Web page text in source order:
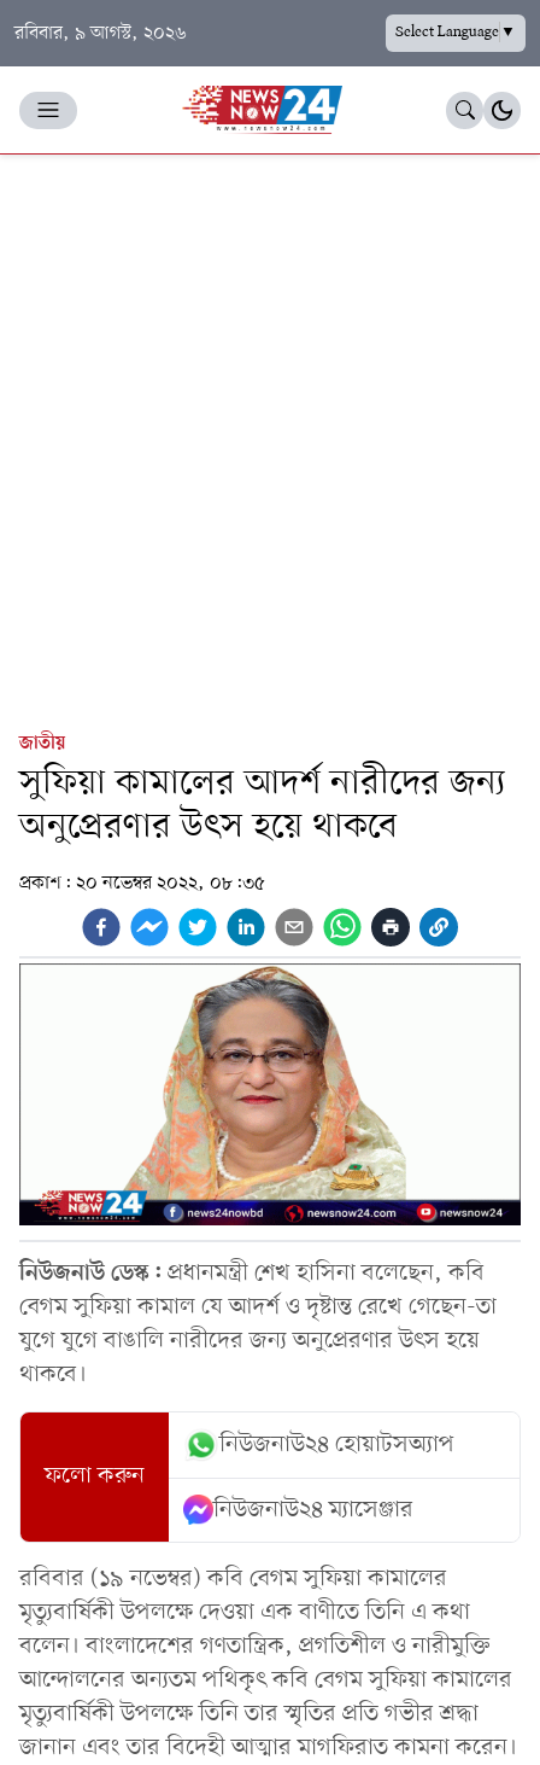
রবিবার, ৯ আগস্ট, ২০২৬ Select Language▼
জাতীয়
সুফিয়া কামালের আদর্শ নারীদের জন্য
অনুপ্রেরণার উৎস হয়ে থাকবে
প্রকাশ: ২০ নভেম্বর ২০২২, ০৮:৩৫
নিউজনাউ ডেস্ক: প্রধানমন্ত্রী শেখ হাসিনা বলেছেন, কবি
বেগম সুফিয়া কামাল যে আদর্শ ও দৃষ্টান্ত রেখে গেছেন-তা
যুগে যুগে বাঙালি নারীদের জন্য অনুপ্রেরণার উৎস হয়ে
থাকবে।
ফলো করুন
নিউজনাউ২৪ হোয়াটসঅ্যাপ
নিউজনাউ২৪ ম্যাসেঞ্জার
রবিবার (১৯ নভেম্বর) কবি বেগম সুফিয়া কামালের
মৃত্যুবার্ষিকী উপলক্ষে দেওয়া এক বাণীতে তিনি এ কথা
বলেন। বাংলাদেশের গণতান্ত্রিক, প্রগতিশীল ও নারীমুক্তি
আন্দোলনের অন্যতম পথিকৃৎ কবি বেগম সুফিয়া কামালের
মৃত্যুবার্ষিকী উপলক্ষে তিনি তার স্মৃতির প্রতি গভীর শ্রদ্ধা
জানান এবং তার বিদেহী আত্মার মাগফিরাত কামনা করেন।